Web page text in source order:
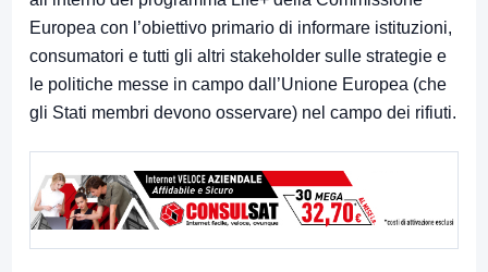
Europea con l’obiettivo primario di informare istituzioni,
consumatori e tutti gli altri stakeholder sulle strategie e
le politiche messe in campo dall’Unione Europea (che
gli Stati membri devono osservare) nel campo dei rifiuti.